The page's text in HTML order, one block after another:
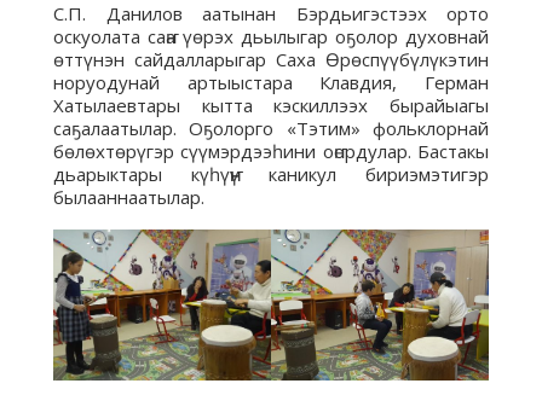
С.П. Данилов аатынан Бэрдьигэстээх орто
оскуолата саҥа үөрэх дьылыгар оҕолор духовнай
өттүнэн сайдалларыгар Саха Өрөспүүбүлүкэтин
норуодунай артыыстара Клавдия, Герман
Хатылаевтары кытта кэскиллээх бырайыагы
саҕалаатылар. Оҕолорго «Тэтим» фольклорнай
бөлөхтөрүгэр сүүмэрдээһини оҥордулар. Бастакы
дьарыктары күһүҥҥү каникул бириэмэтигэр
былааннаатылар.